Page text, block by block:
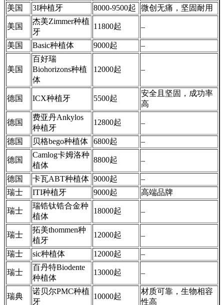
美国
3I种植牙 8000-9500起 微创无痛，坚固耐用
美国
杰美Zimmer种植
牙
11800起 –
美国 Basic种植体 9000起 –
美国
百好瑞
Biohorizons种植
体
12000起 –
德国 ICX种植牙 5500起
安全且坚固，成功率
高
德国
费亚丹Ankylos
种植牙
12800起 –
德国 贝格bego种植体 6800起 –
德国
Camlog卡姆洛种
植体
8800起 –
德国 卡瓦ABT种植体 9000起
–
瑞士
ITI种植牙 9000起 高端品牌
瑞士
瑞锆钛锆合金种
植体
18000起 –
瑞士
拓美thommen种
植牙
12000起 –
瑞士 sic种植体 12000起 –
瑞士
百丹特Biodente
种植体
13000起 –
瑞典
诺贝尔PMC种植
牙
10000起
材质可靠，生物相容
性高